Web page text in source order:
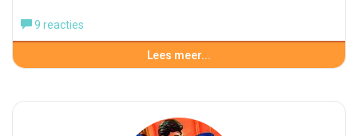
9 reacties
Lees meer...